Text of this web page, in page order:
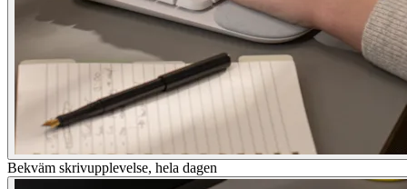
Bekväm skrivupplevelse, hela dagen